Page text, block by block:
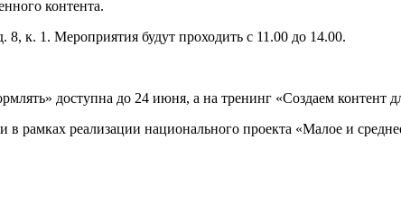
контента.
8, к. 1. Мероприятия будут проходить с 11.00 до 14.00.
доступна до 24 июня, а на тренинг «Создаем контент
рамках реализации национального проекта «Малое и